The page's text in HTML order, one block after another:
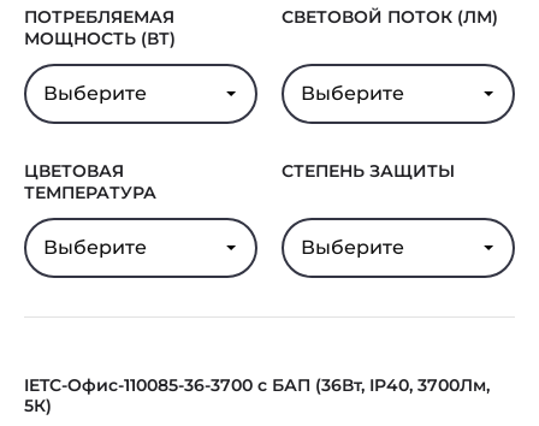
Гарантия
ПОТРЕБЛЯЕМАЯ
МОЩНОСТЬ (ВТ)
Выберите
СВЕТОВОЙ ПОТОК (ЛМ)
Выберите
ЦВЕТОВАЯ
ТЕМПЕРАТУРА
Выберите
СТЕПЕНЬ ЗАЩИТЫ
Выберите
IETC-Офис-110085-36-3700 с БАП (36Вт, IP40, 3700Лм,
5К)